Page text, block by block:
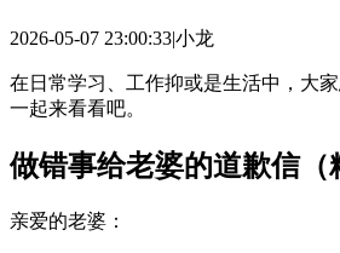
2026-05-07 23:00:33|小龙
在日常学习、工作抑或是生活中，大
一起来看看吧。
做错事给老婆的道歉信（
亲爱的老婆：